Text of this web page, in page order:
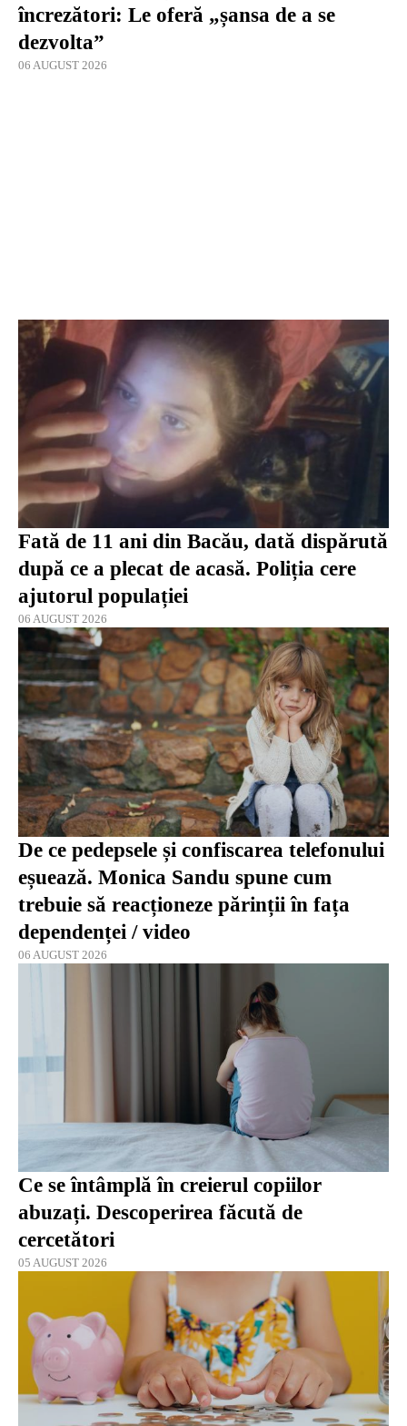
încrezători: Le oferă „șansa de a se
dezvolta”
06 AUGUST 2026
Fată de 11 ani din Bacău, dată dispărută
după ce a plecat de acasă. Poliția cere
ajutorul populației
06 AUGUST 2026
De ce pedepsele și confiscarea telefonului
eșuează. Monica Sandu spune cum
trebuie să reacționeze părinții în fața
dependenței / video
06 AUGUST 2026
Ce se întâmplă în creierul copiilor
abuzați. Descoperirea făcută de
cercetători
05 AUGUST 2026